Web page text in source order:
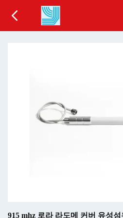
915 mhz 로라 라도메 커버 유성